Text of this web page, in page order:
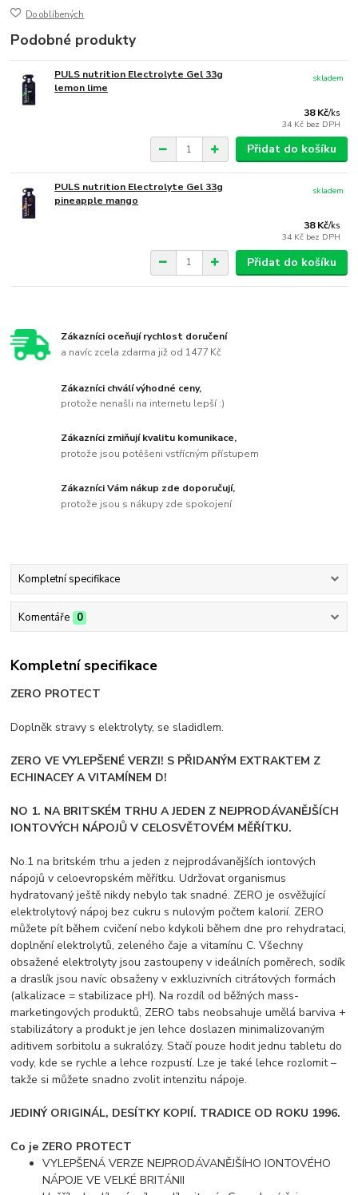
Do oblíbených
Podobné produkty
PULS nutrition Electrolyte Gel 33g
lemon lime
38 Kč/ks
34 Kč bez DPH
skladem
Přidat do košíku
PULS nutrition Electrolyte Gel 33g
pineapple mango
38 Kč/ks
34 Kč bez DPH
skladem
Přidat do košíku
Zákazníci oceňují rychlost doručení
a navíc zcela zdarma již od 1477 Kč
Zákazníci chválí výhodné ceny,
protože nenašli na internetu lepší :)
Zákazníci zmiňují kvalitu komunikace,
protože jsou potěšeni vstřícným přístupem
Zákazníci Vám nákup zde doporučují,
protože jsou s nákupy zde spokojení
Kompletní specifikace
Komentáře 0
Kompletní specifikace
ZERO PROTECT
Doplněk stravy s elektrolyty, se sladidlem.
ZERO VE VYLEPŠENÉ VERZI! S PŘIDANÝM EXTRAKTEM Z
ECHINACEY A VITAMÍNEM D!
NO 1. NA BRITSKÉM TRHU A JEDEN Z NEJPRODÁVANĚJŠÍCH
IONTOVÝCH NÁPOJŮ V CELOSVĚTOVÉM MĚŘÍTKU.
No.1 na britském trhu a jeden z nejprodávanějších iontových
nápojů v celoevropském měřítku. Udržovat organismus
hydratovaný ještě nikdy nebylo tak snadné. ZERO je osvěžující
elektrolytový nápoj bez cukru s nulovým počtem kalorií. ZERO
můžete pít během cvičení nebo kdykoli během dne pro rehydrataci,
doplnění elektrolytů, zeleného čaje a vitamínu C. Všechny
obsažené elektrolyty jsou zastoupeny v ideálních poměrech, sodík
a draslík jsou navíc obsaženy v exkluzivních citrátových formách
(alkalizace = stabilizace pH). Na rozdíl od běžných mass-
marketingových produktů, ZERO tabs neobsahuje umělá barviva +
stabilizátory a produkt je jen lehce doslazen minimalizovaným
aditivem sorbitolu a sukralózy. Stačí pouze hodit jednu tabletu do
vody, kde se rychle a lehce rozpustí. Lze je také lehce rozlomit –
takže si můžete snadno zvolit intenzitu nápoje.
JEDINÝ ORIGINÁL, DESÍTKY KOPIÍ. TRADICE OD ROKU 1996.
Co je ZERO PROTECT
VYLEPŠENÁ VERZE NEJPRODÁVANĚJŠÍHO IONTOVÉHO
NÁPOJE VE VELKÉ BRITÁNII